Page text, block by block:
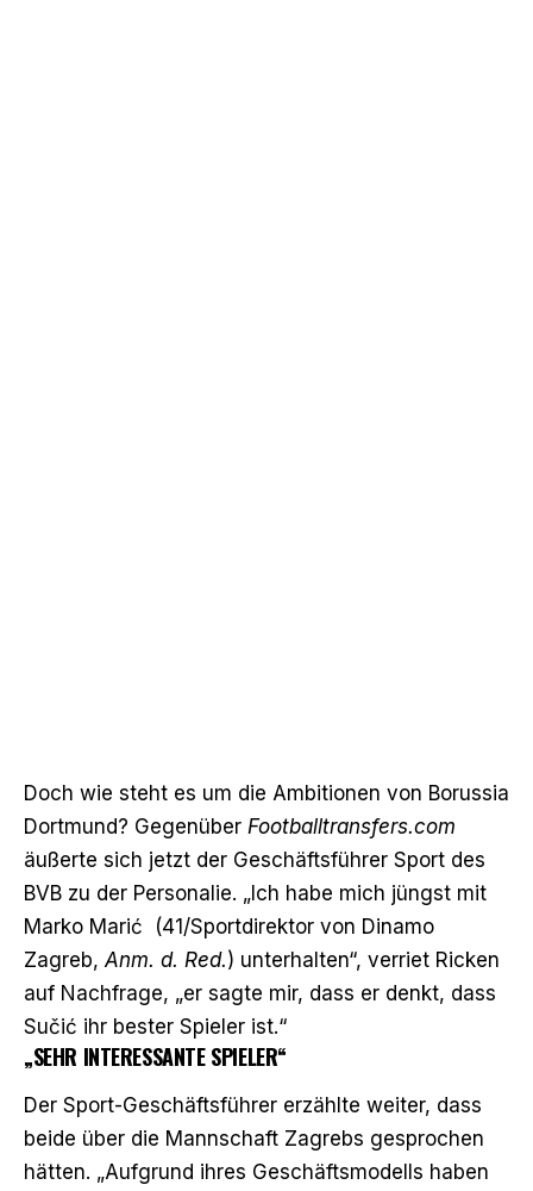
Doch wie steht es um die Ambitionen von Borussia
Dortmund? Gegenüber Footballtransfers.com
äußerte sich jetzt der Geschäftsführer Sport des
BVB zu der Personalie. „Ich habe mich jüngst mit
Marko Marić (41/Sportdirektor von Dinamo
Zagreb, Anm. d. Red.) unterhalten“, verriet Ricken
auf Nachfrage, „er sagte mir, dass er denkt, dass
Sučić ihr bester Spieler ist.“
„SEHR INTERESSANTE SPIELER“
Der Sport-Geschäftsführer erzählte weiter, dass
beide über die Mannschaft Zagrebs gesprochen
hätten. „Aufgrund ihres Geschäftsmodells haben